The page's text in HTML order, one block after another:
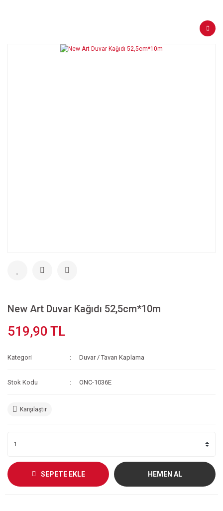
New Art Duvar Kağıdı 52,5cm*10m
519,90 TL
Kategori Duvar / Tavan Kaplama
Stok Kodu ONC-1036E
Karşılaştır
SEPETE EKLE HEMEN AL